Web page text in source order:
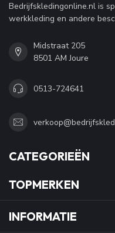
Bedrijfskledingonline.nl is
werkkleding en andere
Midstraat 205
8501 AM Joure
0513-724641
CATEGORIEËN
TOPMERKEN
INFORMATIE